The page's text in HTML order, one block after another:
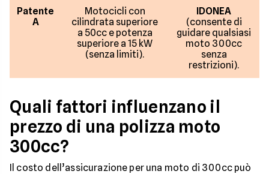
Patente
A
Motocicli con
cilindrata superiore
a 50cc e potenza
superiore a 15 kW
(senza limiti).
IDONEA
(consente di
guidare qualsiasi
moto 300cc
senza
restrizioni).
Quali fattori influenzano il
prezzo di una polizza moto
300cc?
Il costo dell’assicurazione per una moto di 300cc può